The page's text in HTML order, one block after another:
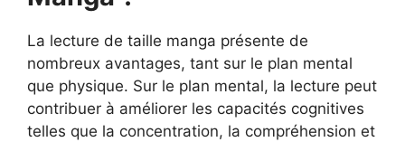
La lecture de taille manga présente de
nombreux avantages, tant sur le plan mental
que physique. Sur le plan mental, la lecture peut
contribuer à améliorer les capacités cognitives
telles que la concentration, la compréhension et